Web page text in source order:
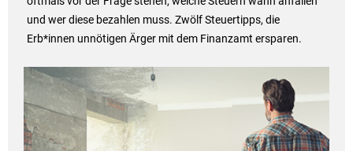
und wer diese bezahlen muss. Zwölf Steuertipps, die
Erb*innen unnötigen Ärger mit dem Finanzamt ersparen.